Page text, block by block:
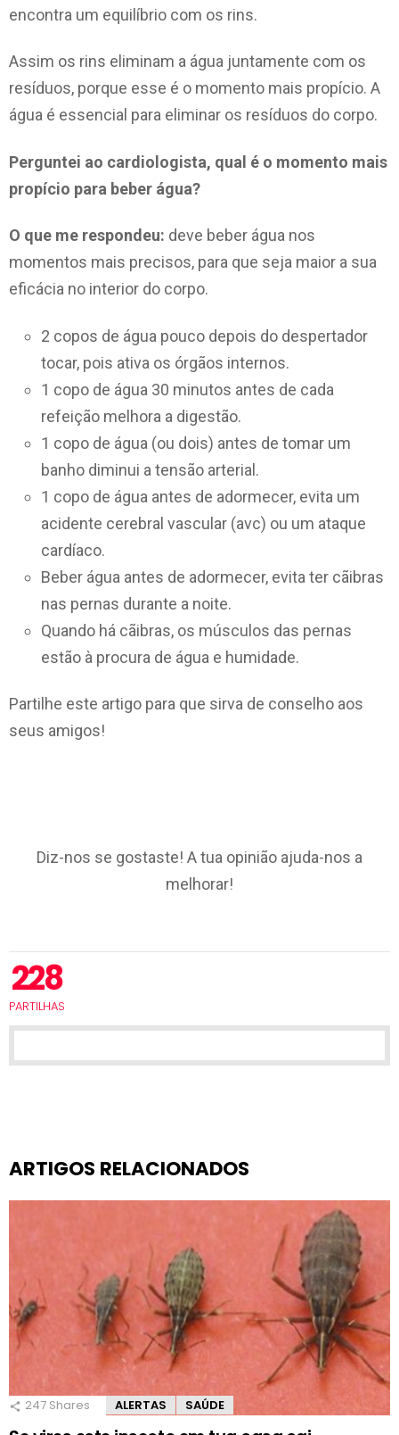
encontra um equilíbrio com os rins.
Assim os rins eliminam a água juntamente com os
resíduos, porque esse é o momento mais propício. A
água é essencial para eliminar os resíduos do corpo.
Perguntei ao cardiologista, qual é o momento mais
propício para beber água?
O que me respondeu: deve beber água nos
momentos mais precisos, para que seja maior a sua
eficácia no interior do corpo.
2 copos de água pouco depois do despertador
tocar, pois ativa os órgãos internos.
1 copo de água 30 minutos antes de cada
refeição melhora a digestão.
1 copo de água (ou dois) antes de tomar um
banho diminui a tensão arterial.
1 copo de água antes de adormecer, evita um
acidente cerebral vascular (avc) ou um ataque
cardíaco.
Beber água antes de adormecer, evita ter cãibras
nas pernas durante a noite.
Quando há cãibras, os músculos das pernas
estão à procura de água e humidade.
Partilhe este artigo para que sirva de conselho aos
seus amigos!
Diz-nos se gostaste! A tua opinião ajuda-nos a
melhorar!
228
PARTILHAS
ARTIGOS RELACIONADOS
247 Shares ALERTAS SAÚDE